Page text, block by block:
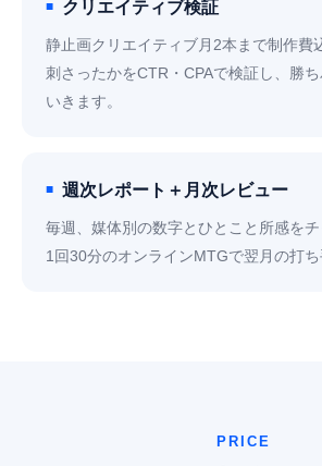
クリエイティブ検証
静止画クリエイティブ月2本まで制作費
刺さったかをCTR・CPAで検証し、勝
いきます。
週次レポート＋月次レビュー
毎週、媒体別の数字とひとこと所感を
1回30分のオンラインMTGで翌月の打ち
PRICE